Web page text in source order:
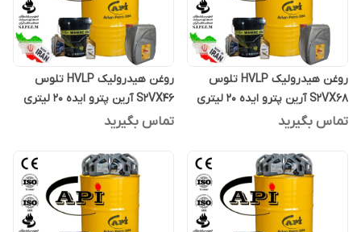
روغن هیدرولیک HVLP تلوس
S2VX68 آرین پترو ایده 20 لیتری
تماس بگیرید
روغن هیدرولیک HVLP تلوس
S2VX46 آرین پترو ایده 20 لیتری
تماس بگیرید